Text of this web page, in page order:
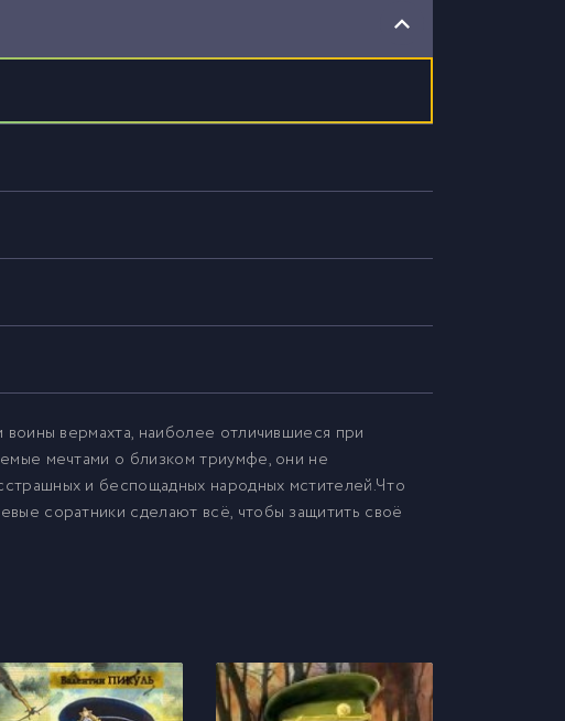
воины вермахта, наиболее отличившиеся при
мечтами о близком триумфе, они не
и беспощадных народных мстителей.Что
соратники сделают всё, чтобы защитить своё